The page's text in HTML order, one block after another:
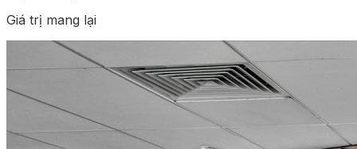
Giá trị mang lại